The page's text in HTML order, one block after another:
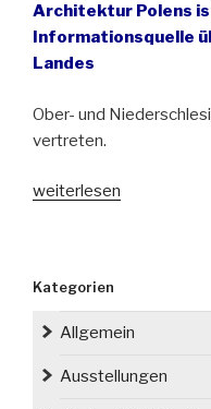
Architektur Polens
Informationsquelle
Landes
Ober- und
vertreten.
„Rund
unter
einer
weiterlesen
Kategorien
Allgemein
Ausstellungen